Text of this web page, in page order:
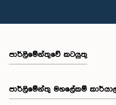
පාර්ලිමේන්තුවේ කටයුතු
පාර්ලිමේන්තු මහලේකම්